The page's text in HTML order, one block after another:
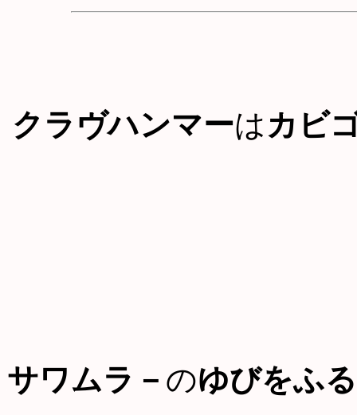
クラヴハンマーは カビ
サワムラ－ のゆびをふる